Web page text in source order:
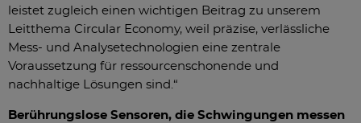
leistet zugleich einen wichtigen Beitrag zu unserem
Leitthema Circular Economy, weil präzise, verlässliche
Mess- und Analysetechnologien eine zentrale
Voraussetzung für ressourcenschonende und
nachhaltige Lösungen sind.“
Berührungslose Sensoren, die Schwingungen messen